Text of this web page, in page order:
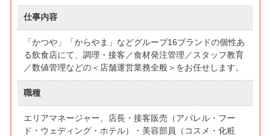
仕事内容
「かつや」「からやま」などグループ16ブランドの個性あ
る飲食店にて、調理・接客／食材発注管理／スタッフ教育
／数値管理などの＜店舗運営業務全般＞をお任せします。
職種
エリアマネージャー、店長・接客販売（アパレル・フー
ド・ウェディング・ホテル）・美容部員（コスメ・化粧